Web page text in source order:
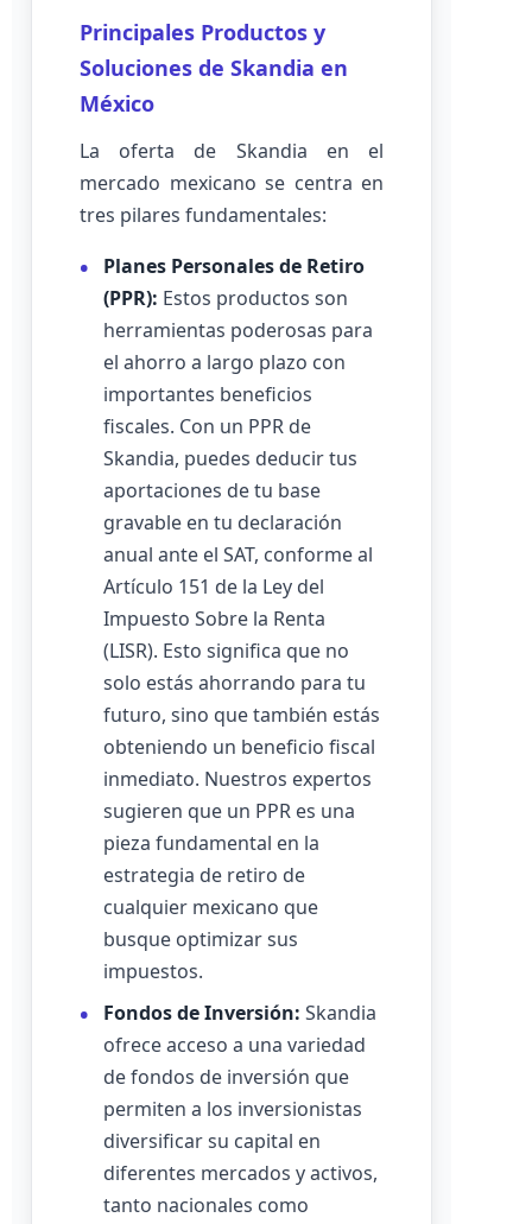
Principales Productos y
Soluciones de Skandia en
México
La oferta de Skandia en el
mercado mexicano se centra en
tres pilares fundamentales:
Planes Personales de Retiro
(PPR): Estos productos son
herramientas poderosas para
el ahorro a largo plazo con
importantes beneficios
fiscales. Con un PPR de
Skandia, puedes deducir tus
aportaciones de tu base
gravable en tu declaración
anual ante el SAT, conforme al
Artículo 151 de la Ley del
Impuesto Sobre la Renta
(LISR). Esto significa que no
solo estás ahorrando para tu
futuro, sino que también estás
obteniendo un beneficio fiscal
inmediato. Nuestros expertos
sugieren que un PPR es una
pieza fundamental en la
estrategia de retiro de
cualquier mexicano que
busque optimizar sus
impuestos.
Fondos de Inversión: Skandia
ofrece acceso a una variedad
de fondos de inversión que
permiten a los inversionistas
diversificar su capital en
diferentes mercados y activos,
tanto nacionales como